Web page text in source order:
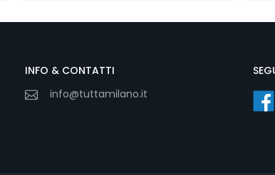
INFO & CONTATTI
info@tuttamilano.it